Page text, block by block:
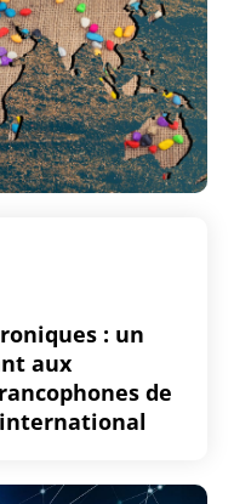
: un
aux
de